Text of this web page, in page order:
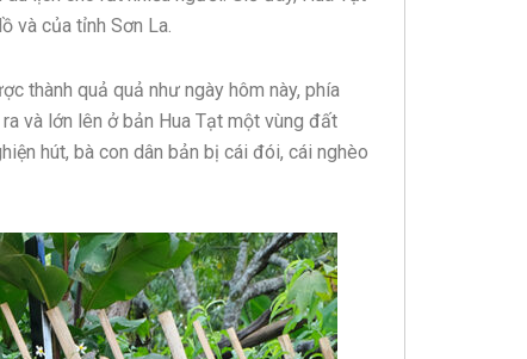
và của tỉnh Sơn La.
thành quả quả như ngày hôm này, phía
và lớn lên ở bản Hua Tạt một vùng đất
hút, bà con dân bản bị cái đói, cái nghèo